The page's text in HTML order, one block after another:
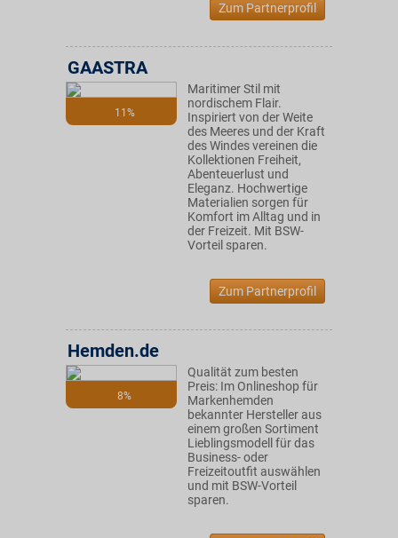
Zum Partnerprofil
11%
GAASTRA
Maritimer Stil mit
nordischem Flair.
Inspiriert von der Weite
des Meeres und der Kraft
des Windes vereinen die
Kollektionen Freiheit,
Abenteuerlust und
Eleganz. Hochwertige
Materialien sorgen für
Komfort im Alltag und in
der Freizeit. Mit BSW-
Vorteil sparen.
Zum Partnerprofil
8%
Hemden.de
Qualität zum besten
Preis: Im Onlineshop für
Markenhemden
bekannter Hersteller aus
einem großen Sortiment
Lieblingsmodell für das
Business- oder
Freizeitoutfit auswählen
und mit BSW-Vorteil
sparen.